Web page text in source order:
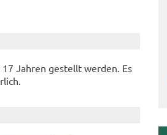
Jah­ren ge­stellt wer­den. Es